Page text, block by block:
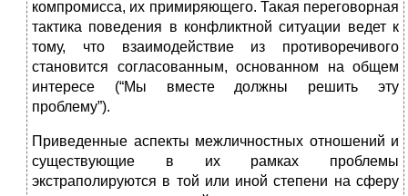
компромисса, их примиряющего. Такая переговорная
тактика поведения в конфликтной ситуации ведет к
тому, что взаимодействие из противоречивого
становится согласованным, основанном на общем
интересе (“Мы вместе должны решить эту
проблему”).
Приведенные аспекты межличностных отношений и
существующие в их рамках проблемы
экстраполируются в той или иной степени на сферу